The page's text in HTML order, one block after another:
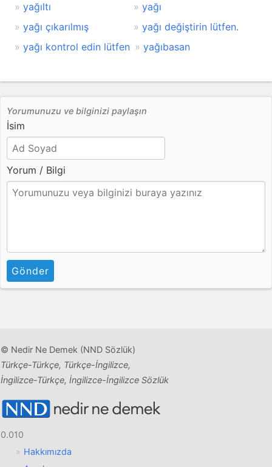
yağıltı
yağı
yağı çıkarılmış
yağı değiştirin lütfen.
yağı kontrol edin lütfen
yağıbasan
Yorumunuzu ve bilginizi paylaşın
İsim
Yorum / Bilgi
Gönder
© Nedir Ne Demek (NND Sözlük)
Türkçe-Türkçe, Türkçe-İngilizce,
İngilizce-Türkçe, İngilizce-İngilizce Sözlük
0.010
Hakkımızda